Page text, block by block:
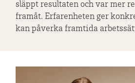
släppt resultaten och var mer
framåt. Erfarenheten ger
kan påverka framtida